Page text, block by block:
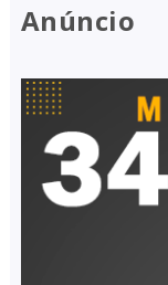
Anúncio